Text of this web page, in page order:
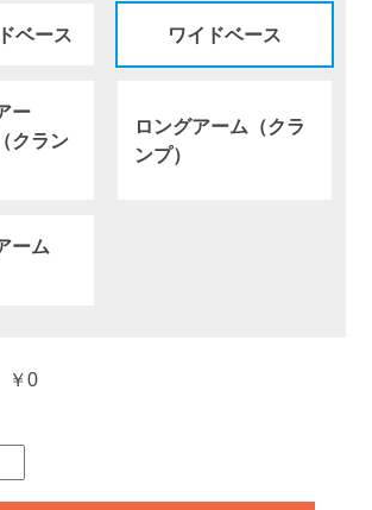
￥0
ベース ワイドベース
ー
ン
ロングアーム（クラ
ンプ）
ーム